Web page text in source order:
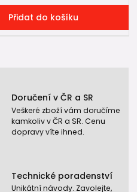
Přidat do košíku
Doručení v ČR a SR
Veškeré zboží vám doručíme
kamkoliv v ČR a SR. Cenu
dopravy víte ihned.
Technické poradenství
Unikátní návody. Zavolejte,